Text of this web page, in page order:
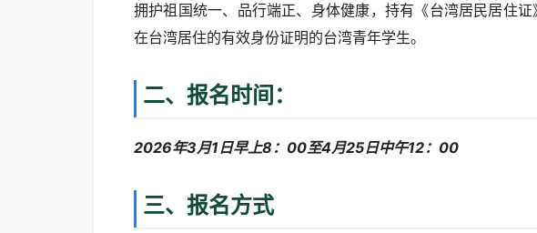
拥护祖国统一、品行端正、身体健康，持有《台湾居民居住
在台湾居住的有效身份证明的台湾青年学生。
二、 报名时间 ：
2026年3月1日早上8：00至4月25日中午12：00
三、报名方式